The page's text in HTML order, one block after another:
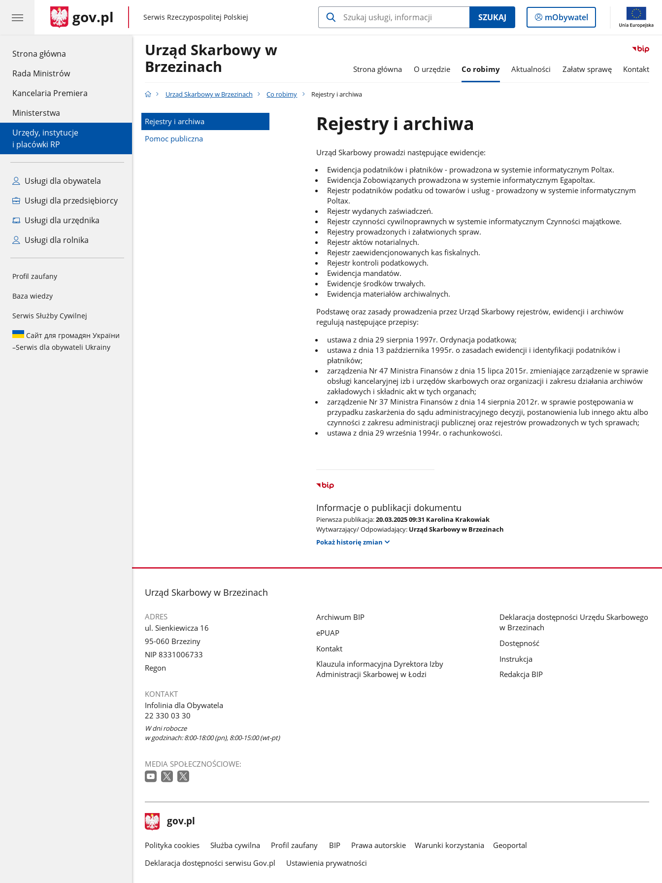
Strona główna
Rada Ministrów
Kancelaria Premiera
Ministerstwa
Urzędy, instytucje
i placówki RP
Usługi dla obywatela
Usługi dla przedsiębiorcy
Usługi dla urzędnika
Usługi dla rolnika
Profil zaufany
Baza wiedzy
Serwis Służby Cywilnej
Сайт для громадян України
–Serwis dla obywateli Ukrainy
gov.pl gov.pl
Serwis Rzeczypospolitej Polskiej SZUKAJ
Logowanie
do
mObywatel
Urząd Skarbowy w
Brzezinach
Strona główna O urzędzie Co robimy Aktualności Załatw sprawę Kontakt
Urząd Skarbowy w Brzezinach Co robimy Rejestry i archiwa
Rejestry i archiwa
Pomoc publiczna
Rejestry i archiwa
Urząd Skarbowy prowadzi następujące ewidencje:
Ewidencja podatników i płatników - prowadzona w systemie informatycznym Poltax.
Ewidencja Zobowiązanych prowadzona w systemie informatycznym Egapoltax.
Rejestr podatników podatku od towarów i usług - prowadzony w systemie informatycznym
Poltax.
Rejestr wydanych zaświadczeń.
Rejestr czynności cywilnoprawnych w systemie informatycznym Czynności majątkowe.
Rejestry prowadzonych i załatwionych spraw.
Rejestr aktów notarialnych.
Rejestr zaewidencjonowanych kas fiskalnych.
Rejestr kontroli podatkowych.
Ewidencja mandatów.
Ewidencje środków trwałych.
Ewidencja materiałów archiwalnych.
Podstawę oraz zasady prowadzenia przez Urząd Skarbowy rejestrów, ewidencji i archiwów
regulują następujące przepisy:
ustawa z dnia 29 sierpnia 1997r. Ordynacja podatkowa;
ustawa z dnia 13 października 1995r. o zasadach ewidencji i identyfikacji podatników i
płatników;
zarządzenia Nr 47 Ministra Finansów z dnia 15 lipca 2015r. zmieniające zarządzenie w sprawie
obsługi kancelaryjnej izb i urzędów skarbowych oraz organizacji i zakresu działania archiwów
zakładowych i składnic akt w tych organach;
zarządzenie Nr 37 Ministra Finansów z dnia 14 sierpnia 2012r. w sprawie postępowania w
przypadku zaskarżenia do sądu administracyjnego decyzji, postanowienia lub innego aktu albo
czynności z zakresu administracji publicznej oraz rejestrów prowadzonych w tych sprawach;
ustawa z dnia 29 września 1994r. o rachunkowości.
Informacje o publikacji dokumentu
Pierwsza publikacja:20.03.2025 09:31 Karolina Krakowiak
Wytwarzający/ Odpowiadający: Urząd Skarbowy w Brzezinach
Pokaż historię zmian
stopka
Urząd Skarbowy w Brzezinach
ADRES
ul. Sienkiewicza 16
95-060 Brzeziny
NIP 8331006733
Regon
KONTAKT
Infolinia dla Obywatela
22 330 03 30
W dni robocze
w godzinach: 8:00-18:00 (pn), 8:00-15:00 (wt-pt)
MEDIA SPOŁECZNOŚCIOWE:
Archiwum BIP
ePUAP
Kontakt
Klauzula informacyjna Dyrektora Izby
Administracji Skarbowej w Łodzi
Deklaracja dostępności Urzędu Skarbowego
w Brzezinach
Dostępność
Instrukcja
Redakcja BIP
stopka
gov.pl Strona
gov.pl
gov.pl
Polityka cookies Służba cywilna Profil zaufany BIP Prawa autorskie Warunki korzystania
Geoportal
Deklaracja dostępności serwisu Gov.pl
Ustawienia prywatności